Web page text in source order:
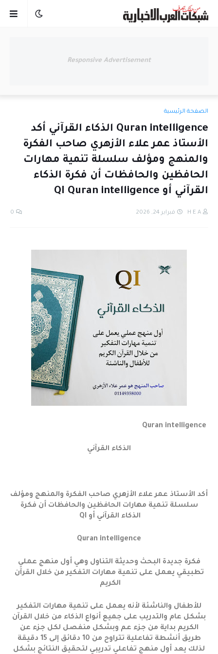
Responsive Advertisement
الصفحة الرئيسية
Quran intelligence الذكاء القرآني أكد
الأستاذ عمر علاء الأزهري صاحب الفكرة
والمنهج ومؤلف سلسلة تنمية مهارات
الحافظين والحافظات أن فكرة الذكاء
القرآني أو QI Quran intelligence
H E A فبراير 24, 2026 0
الذكاء القرآني
أكد الأستاذ عمر علاء الأزهري صاحب الفكرة والمنهج ومؤلف
سلسلة تنمية مهارات الحافظين والحافظات أن فكرة
الذكاء القرآني أو QI
Quran intelligence
فكرة جديدة البحث وحديثة التناول وهي أول منهج عملي
تطبيقي يعمل على تنمية مهارات التفكير من خلال القرآن
الكريم
للأطفال والناشئة لأنه يعمل على تنمية مهارات التفكير
بشكل عام والتدريب على جميع أنواع الذكاء من خلال القرآن
الكريم بداية من جزء عم وبشكل منفصل لكل جزء عن
طريق أنشطة تفاعلية تتراوح من 10 دقائق إلى 15 دقيقة
لذلك يعد أول منهج تفاعلي تدريبي لتحقيق النتائج بشكل